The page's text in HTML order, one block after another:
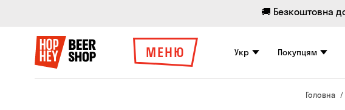
🚚 Безкоштовна
МЕНЮ Укр Покупцям
Головна